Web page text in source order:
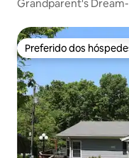
Grandparent's
Preferido dos
Preferido dos